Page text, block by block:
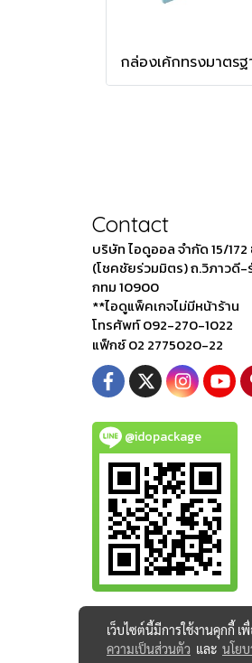
Contact
บริษัท ไอดูออล จำกัด 15/172
(โชคชัยร่วมมิตร) ถ.วิภาวดี
กทม 10900
**ไอดูแพ็คเกจไม่มีหน้าร้าน
โทรศัพท์ 092-270-1022
แฟ็กซ์ 02 2775020-22
@idopackage
เว็บไซต์นี้มีการใช้งานคุกกี้
ความเป็นส่วนตัว และ นโย